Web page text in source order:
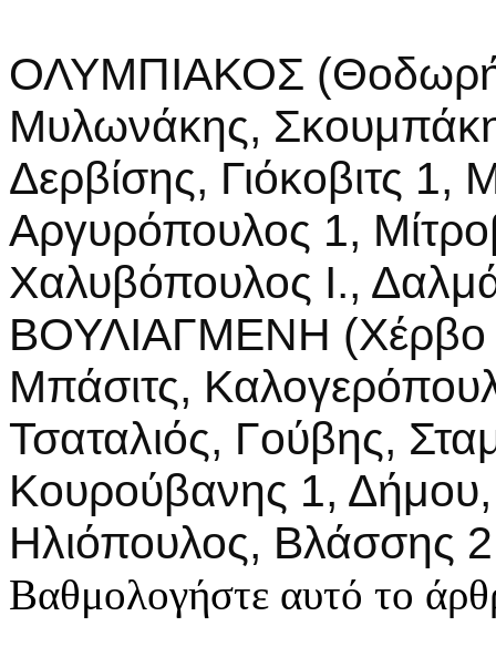
ΟΛΥΜΠΙΑΚΟΣ
Μυλωνάκης,
Δερβίσης, Γιόκοβιτς 1,
Αργυρόπουλος 1,
Χαλυβόπουλος Ι.,
ΒΟΥΛΙΑΓΜΕΝΗ (Χέρβο
Μπάσιτς,
Τσαταλιός, Γούβης,
Κουρούβανης 1, Δήμου,
Ηλιόπουλος, Βλάσσης 2
Βαθμολογήστε αυτό το